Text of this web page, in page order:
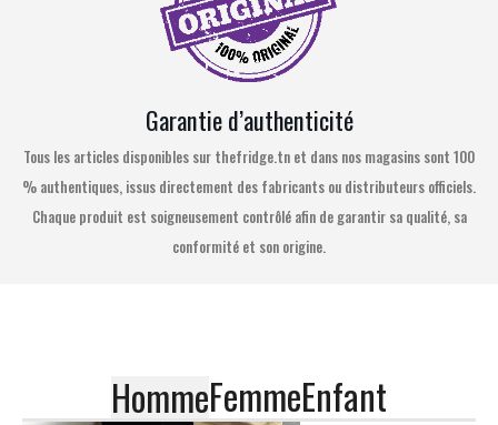
Garantie d’authenticité
Tous les articles disponibles sur thefridge.tn et dans nos magasins sont 100
% authentiques, issus directement des fabricants ou distributeurs officiels.
Chaque produit est soigneusement contrôlé afin de garantir sa qualité, sa
conformité et son origine.
HommeFemmeEnfant